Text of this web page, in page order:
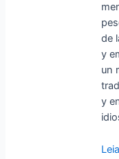
de
y
un
y